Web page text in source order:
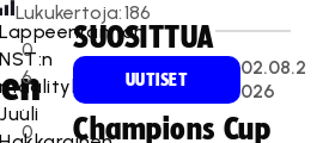
0
6
.
0
Lukukertoja:186
Lappeenrannan
NST:n
maalitykki
Juuli
SUOSITTUA
UUTISET
02.08.2
026
Champions Cup